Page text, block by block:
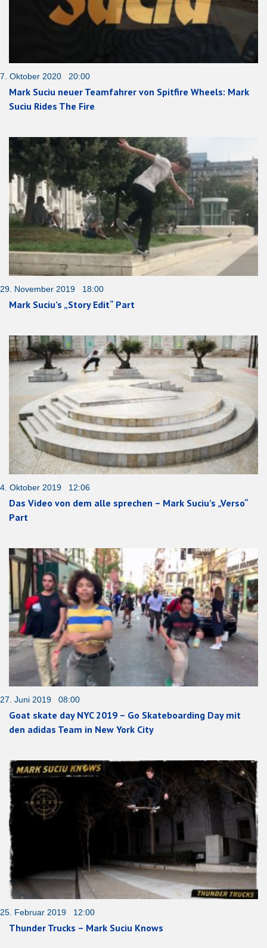
7. Oktober 2020 20:00
Mark Suciu neuer Teamfahrer von Spitfire Wheels: Mark
Suciu Rides The Fire
29. November 2019 18:00
Mark Suciu’s „Story Edit“ Part
4. Oktober 2019 12:06
Das Video von dem alle sprechen – Mark Suciu’s „Verso“
Part
27. Juni 2019 08:00
Goat skate day NYC 2019 – Go Skateboarding Day mit
den adidas Team in New York City
25. Februar 2019 12:00
Thunder Trucks – Mark Suciu Knows